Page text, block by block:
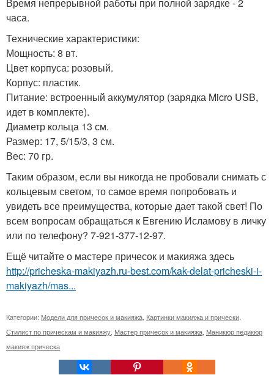
часа.
Технические характеристики:
Мощность: 8 вт.
Цвет корпуса: розовый.
Корпус: пластик.
Питание: встроенный аккумулятор (зарядка Micro USB,
идет в комплекте).
Диаметр кольца 13 см.
Размер: 17, 5/15/3, 3 см.
Вес: 70 гр.
Таким образом, если вы никогда не пробовали снимать с
кольцевым светом, то самое время попробовать и
увидеть все преимущества, которые дает такой свет! По
всем вопросам обращаться к Евгению Исламову в личку
или по телефону? 7-921-377-12-97.
Ещё читайте о мастере причесок и макияжа здесь
http://pricheska-makiyazh.ru-best.com/kak-delat-pricheski-i-
makiyazh/mas...
Категории: Модели для причесок и макияжа Картинки макияжа и прически
Стилист по прическам и макияжу Мастер причесок и макияжа Маникюр педикюр
макияж прическа